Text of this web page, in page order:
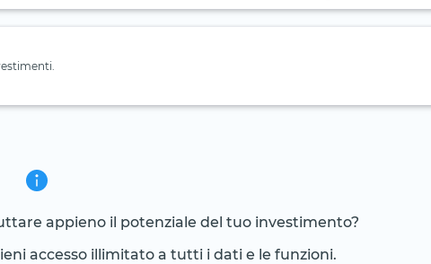
appieno il potenziale del tuo investimento?
accesso illimitato a tutti i dati e le funzioni.